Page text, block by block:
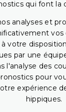
qui font la
analyses et
vos
votre
par une
l'analyse des
pour
expérience
hippiques.